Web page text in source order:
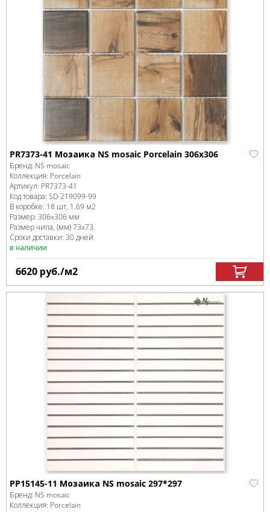
PR7373-41 Мозаика NS mosaic Porcelain 306х306
Бренд: NS mosaic
Коллекция: Porcelain
Артикул: PR7373-41
Код товара: SD-219099-99
В коробке: 18 шт, 1.69 м2
Размер: 306x306 мм
Размер чипа, (мм)73x73
Сроки доставки: 30 дней
в наличии
6620 руб./м2
PP15145-11 Мозаика NS mosaic 297*297
Бренд: NS mosaic
Коллекция: Porcelain